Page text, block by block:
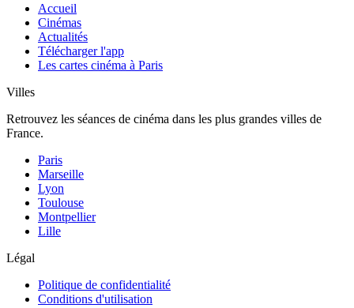
Accueil
Cinémas
Actualités
Télécharger l'app
Les cartes cinéma à Paris
Villes
Retrouvez les séances de cinéma dans les plus grandes villes de
France.
Paris
Marseille
Lyon
Toulouse
Montpellier
Lille
Légal
Politique de confidentialité
Conditions d'utilisation